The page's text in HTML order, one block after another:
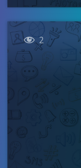
 2